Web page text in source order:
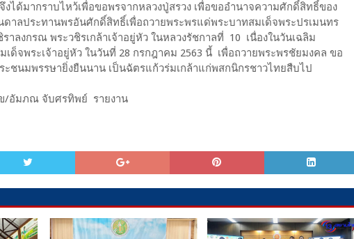
ได้มากราบไหว้เพื่อขอพรจากหลวงปู่สรวง เพื่อขออำนาจความศักดิ์สิทธิ์ของ
าลประทานพรอันศักดิ์สิทธิ์เพื่อถวายพระพรแด่พระบาทสมเด็จพระปรเมนทร
าลงกรณ พระวชิรเกล้าเจ้าอยู่หัว ในหลวงรัชกาลที่ 10 เนื่องในวันเฉลิม
ด็จพระเจ้าอยู่หัว ในวันที่ 28 กรกฎาคม 2563 นี้ เพื่อถวายพระพรชัยมงคล ขอ
ะชนมพรรษายิ่งยืนนาน เป็นฉัตรแก้วร่มเกล้าแก่พสกนิกรชาวไทยสืบไป
/อัมภณ จับศรทิพย์ รายงาน